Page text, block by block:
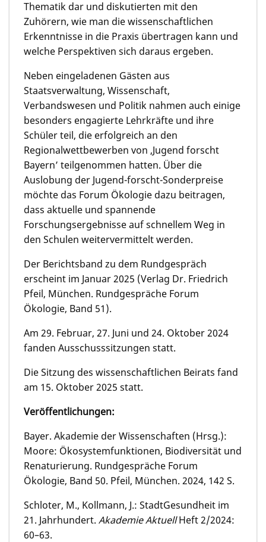
Thematik dar und diskutierten mit den
Zuhörern, wie man die wissenschaftlichen
Erkenntnisse in die Praxis übertragen kann und
welche Perspektiven sich daraus ergeben.
Neben eingeladenen Gästen aus
Staatsverwaltung, Wissenschaft,
Verbandswesen und Politik nahmen auch einige
besonders engagierte Lehrkräfte und ihre
Schüler teil, die erfolgreich an den
Regionalwettbewerben von ‚Jugend forscht
Bayern’ teilgenommen hatten. Über die
Auslobung der Jugend-forscht-Sonderpreise
möchte das Forum Ökologie dazu beitragen,
dass aktuelle und spannende
Forschungsergebnisse auf schnellem Weg in
den Schulen weitervermittelt werden.
Der Berichtsband zu dem Rundgespräch
erscheint im Januar 2025 (Verlag Dr. Friedrich
Pfeil, München. Rundgespräche Forum
Ökologie, Band 51).
Am 29. Februar, 27. Juni und 24. Oktober 2024
fanden Ausschusssitzungen statt.
Die Sitzung des wissenschaftlichen Beirats fand
am 15. Oktober 2025 statt.
Veröffentlichungen:
Bayer. Akademie der Wissenschaften (Hrsg.):
Moore: Ökosystemfunktionen, Biodiversität und
Renaturierung. Rundgespräche Forum
Ökologie, Band 50. Pfeil, München. 2024, 142 S.
Schloter, M., Kollmann, J.: StadtGesundheit im
21. Jahrhundert. Akademie AktuellHeft 2/2024:
60–63.